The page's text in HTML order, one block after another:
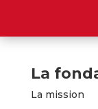
La
La mission